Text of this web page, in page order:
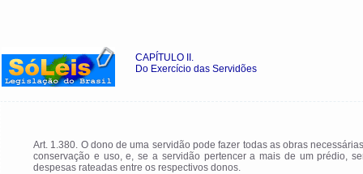
CAPÍTULO II.
Do Exercício das Servidões
Art. 1.380. O dono de uma servidão pode fazer todas as obras
conservação e uso, e, se a servidão pertencer a mais de um prédio,
despesas rateadas entre os respectivos donos.